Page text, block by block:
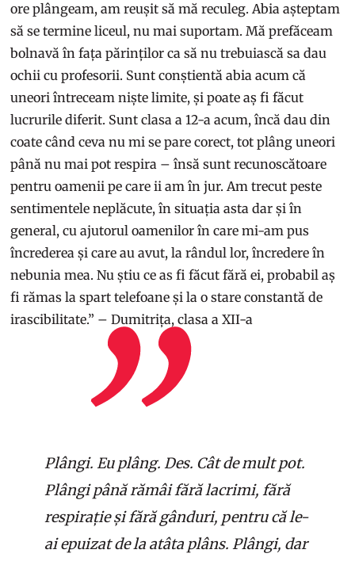
ore plângeam, am reușit să mă reculeg. Abia așteptam
să se termine liceul, nu mai suportam. Mă prefăceam
bolnavă în fața părinților ca să nu trebuiască sa dau
ochii cu profesorii. Sunt conștientă abia acum că
uneori întreceam niște limite, și poate aș fi făcut
lucrurile diferit. Sunt clasa a 12-a acum, încă dau din
coate când ceva nu mi se pare corect, tot plâng uneori
până nu mai pot respira – însă sunt recunoscătoare
pentru oamenii pe care ii am în jur. Am trecut peste
sentimentele neplăcute, în situația asta dar și în
general, cu ajutorul oamenilor în care mi-am pus
încrederea și care au avut, la rândul lor, încredere în
nebunia mea. Nu știu ce as fi făcut fără ei, probabil aș
fi rămas la spart telefoane și la o stare constantă de
irascibilitate.” – Dumitrița, clasa a XII-a
Plângi. Eu plâng. Des. Cât de mult pot.
Plângi până rămâi fără lacrimi, fără
respirație și fără gânduri, pentru că le-
ai epuizat de la atâta plâns. Plângi, dar